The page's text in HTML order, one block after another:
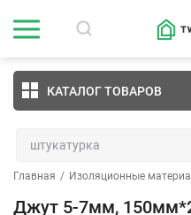
КАТАЛОГ ТОВАРОВ
Главная / Изоляционные
Джут 5-7мм,